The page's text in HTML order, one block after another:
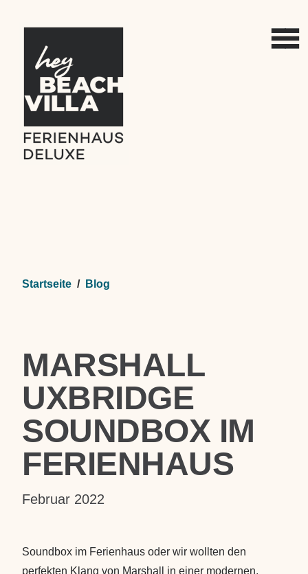
Startseite Blog
MARSHALL
UXBRIDGE
SOUNDBOX IM
FERIENHAUS
Februar 2022
Soundbox im Ferienhaus oder wir wollten den
perfekten Klang von Marshall in einer modernen,